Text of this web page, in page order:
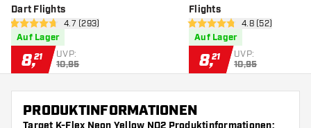
Dart Flights
Bewertungsbereich öffnen
4.7 Bewertungssterne
4.7 (293)
Auf Lager
8,21 UVP:
10,95
Flights
4.8 Bewertungssterne
4.8 (52)
Auf Lager
8,21 UVP:
10,95
PRODUKTINFORMATIONEN